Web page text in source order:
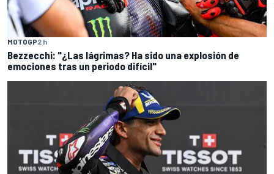
MOTOGP2 h
Bezzecchi: "¿Las lágrimas? Ha sido una explosión de
emociones tras un periodo difícil"